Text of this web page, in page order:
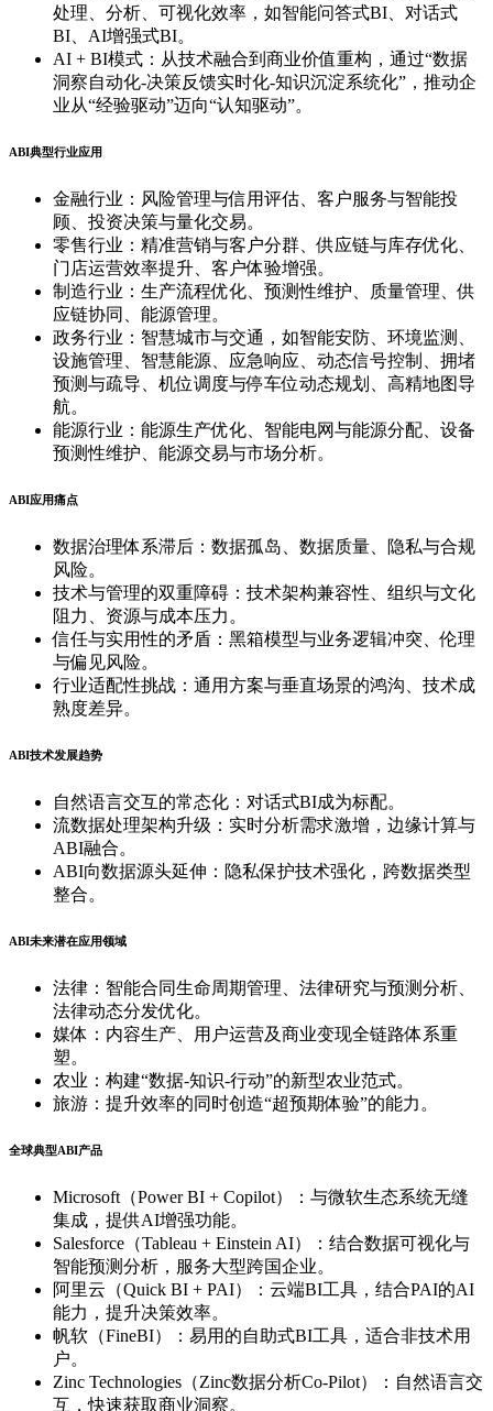
处理、分析、可视化效率，如智能问答式BI、对话式
BI、AI增强式BI。
AI + BI模式：从技术融合到商业价值重构，通过“数据
洞察自动化-决策反馈实时化-知识沉淀系统化”，推动企
业从“经验驱动”迈向“认知驱动”。
ABI典型行业应用
金融行业：风险管理与信用评估、客户服务与智能投
顾、投资决策与量化交易。
零售行业：精准营销与客户分群、供应链与库存优化、
门店运营效率提升、客户体验增强。
制造行业：生产流程优化、预测性维护、质量管理、供
应链协同、能源管理。
政务行业：智慧城市与交通，如智能安防、环境监测、
设施管理、智慧能源、应急响应、动态信号控制、拥堵
预测与疏导、机位调度与停车位动态规划、高精地图导
航。
能源行业：能源生产优化、智能电网与能源分配、设备
预测性维护、能源交易与市场分析。
ABI应用痛点
数据治理体系滞后：数据孤岛、数据质量、隐私与合规
风险。
技术与管理的双重障碍：技术架构兼容性、组织与文化
阻力、资源与成本压力。
信任与实用性的矛盾：黑箱模型与业务逻辑冲突、伦理
与偏见风险。
行业适配性挑战：通用方案与垂直场景的鸿沟、技术成
熟度差异。
ABI技术发展趋势
自然语言交互的常态化：对话式BI成为标配。
流数据处理架构升级：实时分析需求激增，边缘计算与
ABI融合。
ABI向数据源头延伸：隐私保护技术强化，跨数据类型
整合。
ABI未来潜在应用领域
法律：智能合同生命周期管理、法律研究与预测分析、
法律动态分发优化。
媒体：内容生产、用户运营及商业变现全链路体系重
塑。
农业：构建“数据-知识-行动”的新型农业范式。
旅游：提升效率的同时创造“超预期体验”的能力。
全球典型ABI产品
Microsoft（Power BI + Copilot）：与微软生态系统无缝
集成，提供AI增强功能。
Salesforce（Tableau + Einstein AI）：结合数据可视化与
智能预测分析，服务大型跨国企业。
阿里云（Quick BI + PAI）：云端BI工具，结合PAI的AI
能力，提升决策效率。
帆软（FineBI）：易用的自助式BI工具，适合非技术用
户。
Zinc Technologies（Zinc数据分析Co-Pilot）：自然语言交
互，快速获取商业洞察。